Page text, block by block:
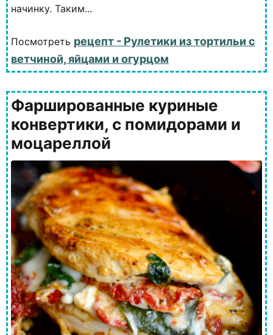
начинку. Таким...
Посмотреть рецепт - Рулетики из тортильи с
ветчиной, яйцами и огурцом
Фаршированные куриные
конвертики, с помидорами и
моцареллой